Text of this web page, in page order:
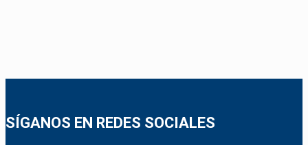
SÍGANOS EN REDES SOCIALES